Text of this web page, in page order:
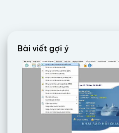
Bài viết gợi ý